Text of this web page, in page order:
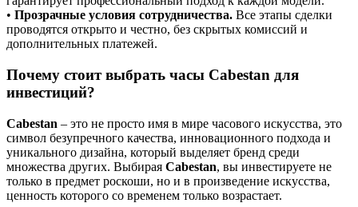
• Прозрачные условия сотрудничества. Все этапы сделки
проводятся открыто и честно, без скрытых комиссий и
дополнительных платежей.
Почему стоит выбрать часы Cabestan для
инвестиций?
Cabestan – это не просто имя в мире часового искусства, это
символ безупречного качества, инновационного подхода и
уникального дизайна, который выделяет бренд среди
множества других. Выбирая Cabestan, вы инвестируете не
только в предмет роскоши, но и в произведение искусства,
ценность которого со временем только возрастает.